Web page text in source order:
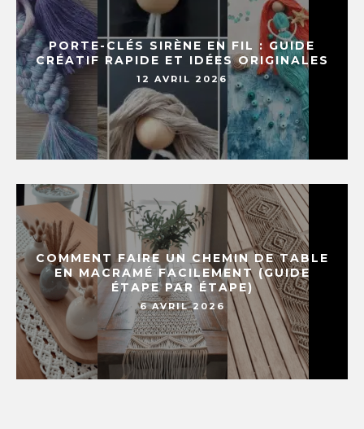
PORTE-CLÉS SIRÈNE EN FIL : GUIDE
CRÉATIF RAPIDE ET IDÉES ORIGINALES
12 AVRIL 2026
COMMENT FAIRE UN CHEMIN DE TABLE
EN MACRAMÉ FACILEMENT (GUIDE
ÉTAPE PAR ÉTAPE)
6 AVRIL 2026